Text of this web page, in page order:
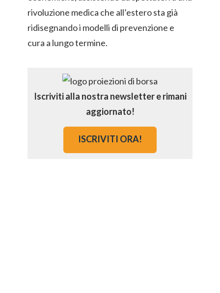
rivoluzione medica che all’estero sta già
ridisegnando i modelli di prevenzione e
cura a lungo termine.
Iscriviti alla nostra newsletter e rimani
aggiornato!
ISCRIVITI ORA!